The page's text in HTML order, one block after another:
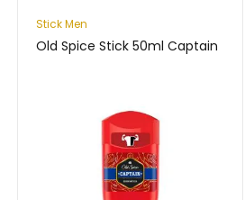
Stick Men
Old Spice Stick 50ml Captain